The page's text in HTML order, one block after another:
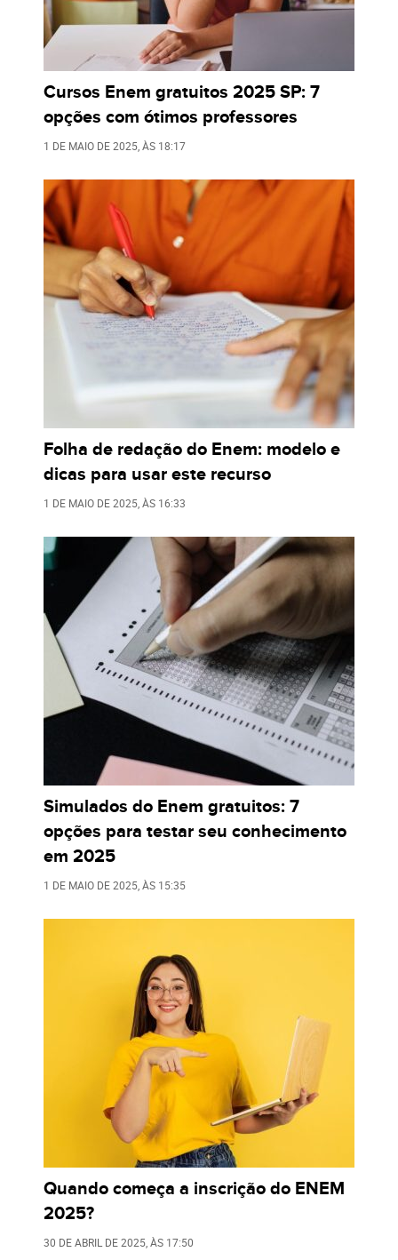
Cursos Enem gratuitos 2025 SP: 7
opções com ótimos professores
1 DE MAIO DE 2025 , ÀS 18:17
Folha de redação do Enem: modelo e
dicas para usar este recurso
1 DE MAIO DE 2025 , ÀS 16:33
Simulados do Enem gratuitos: 7
opções para testar seu conhecimento
em 2025
1 DE MAIO DE 2025 , ÀS 15:35
Quando começa a inscrição do ENEM
2025?
30 DE ABRIL DE 2025 , ÀS 17:50